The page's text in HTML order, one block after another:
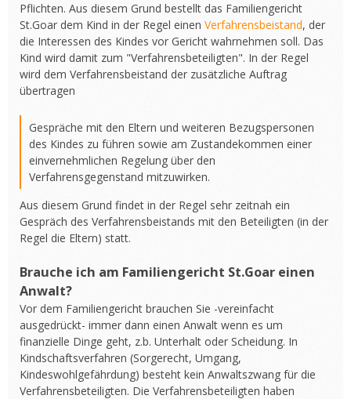
Pflichten. Aus diesem Grund bestellt das Familiengericht
St.Goar dem Kind in der Regel einen Verfahrensbeistand, der
die Interessen des Kindes vor Gericht wahrnehmen soll. Das
Kind wird damit zum "Verfahrensbeteiligten". In der Regel
wird dem Verfahrensbeistand der zusätzliche Auftrag
übertragen
Gespräche mit den Eltern und weiteren Bezugspersonen
des Kindes zu führen sowie am Zustandekommen einer
einvernehmlichen Regelung über den
Verfahrensgegenstand mitzuwirken.
Aus diesem Grund findet in der Regel sehr zeitnah ein
Gespräch des Verfahrensbeistands mit den Beteiligten (in der
Regel die Eltern) statt.
Brauche ich am Familiengericht St.Goar einen
Anwalt?
Vor dem Familiengericht brauchen Sie -vereinfacht
ausgedrückt- immer dann einen Anwalt wenn es um
finanzielle Dinge geht, z.b. Unterhalt oder Scheidung. In
Kindschaftsverfahren (Sorgerecht, Umgang,
Kindeswohlgefährdung) besteht kein Anwaltszwang für die
Verfahrensbeteiligten. Die Verfahrensbeteiligten haben